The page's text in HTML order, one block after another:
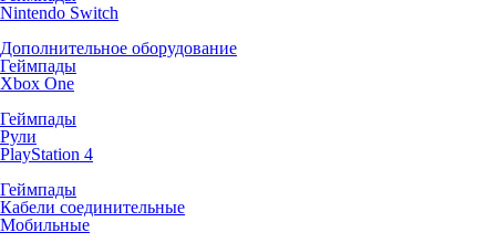
Nintendo Switch
Дополнительное оборудование
Геймпады
Xbox One
Геймпады
Рули
PlayStation 4
Геймпады
Кабели соединительные
Мобильные